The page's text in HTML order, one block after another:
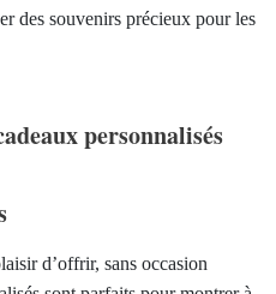
des souvenirs précieux pour les
personnalisés
d’offrir, sans occasion